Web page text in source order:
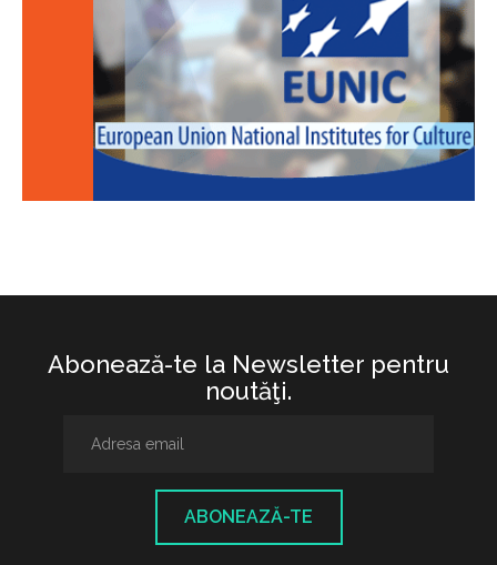
Abonează-te la Newsletter pentru
noutăţi.
ABONEAZĂ-TE